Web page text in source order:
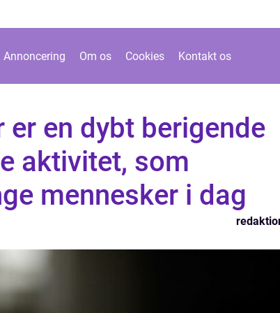
Annoncering Om os Cookies Kontakt os
en dybt berigende
aktivitet, som
mennesker i dag